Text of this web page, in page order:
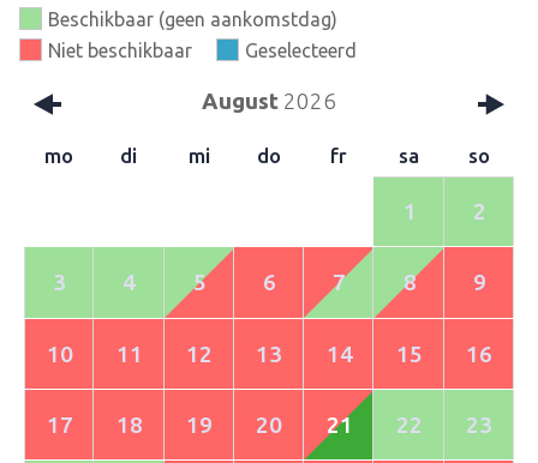
Beschikbaar (geen aankomstdag)
Niet beschikbaar
Geselecteerd
August 2026
mo di mi do fr sa so
1 2
3 4 5 6 7 8 9
10 11 12 13 14 15 16
17 18 19 20 21 22 23